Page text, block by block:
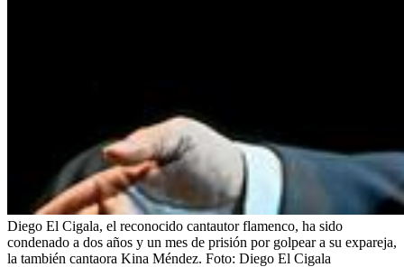
Diego El Cigala, el reconocido cantautor flamenco, ha sido
condenado a dos años y un mes de prisión por golpear a su expareja,
la también cantaora Kina Méndez. Foto: Diego El Cigala